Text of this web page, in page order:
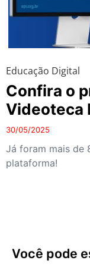
Educação Digital
Confira o
Videoteca
30/05/2025
Já foram mais de
plataforma!
Você pode